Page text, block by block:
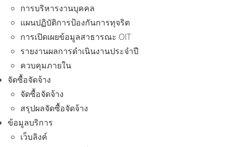
การบริหารงานบุคคล
แผนปฏิบัติการป้องกันการทุจริต
การเปิดเผยข้อมูลสาธารณะ OIT
รายงานผลการดำเนินงานประจำปี
ควบคุมภายใน
จัดซื้อจัดจ้าง
จัดซื้อจัดจ้าง
สรุปผลจัดซื้อจัดจ้าง
ข้อมูลบริการ
เว็บลิงค์